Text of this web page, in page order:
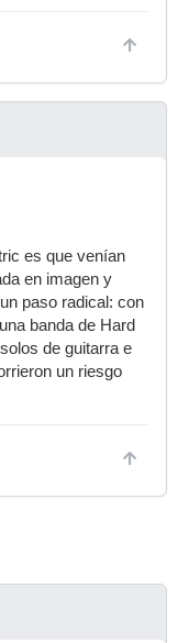
es que venían
en imagen y
paso radical: con
banda de Hard
de guitarra e
un riesgo